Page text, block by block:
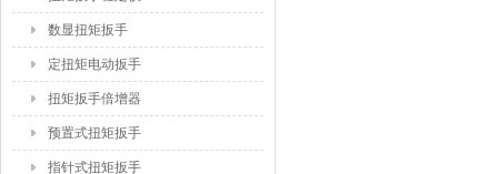
数显扭矩扳手
定扭矩电动扳手
扭矩扳手倍增器
预置式扭矩扳手
指针式扭矩扳手